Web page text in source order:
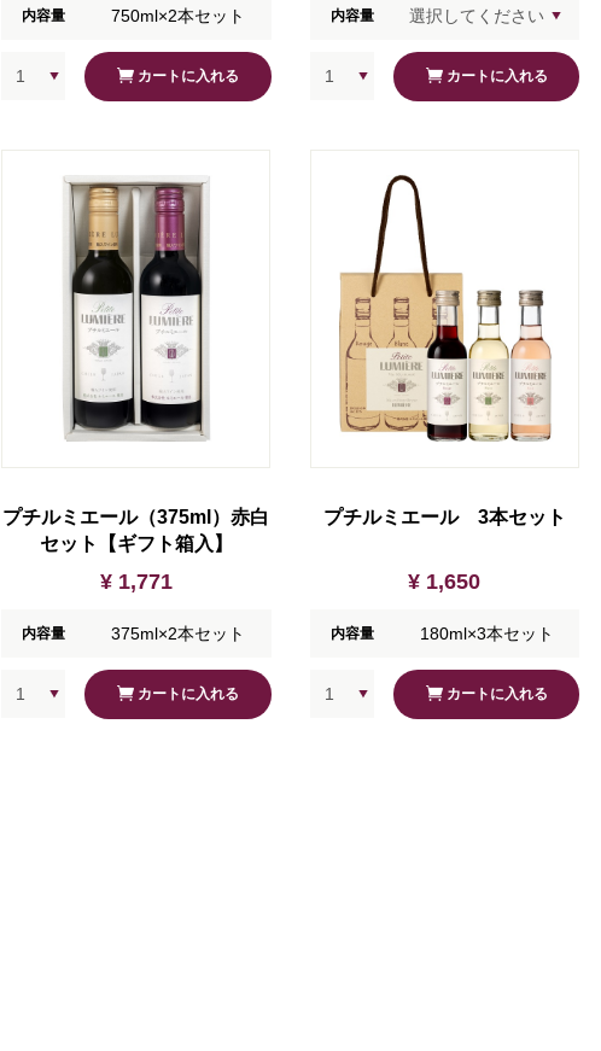
内容量 750ml×2本セット
カートに入れる
内容量
カートに入れる
プチルミエール（375ml）赤白
セット【ギフト箱入】
¥ 1,771
内容量 375ml×2本セット
カートに入れる
プチルミエール 3本セット
¥ 1,650
内容量 180ml×3本セット
カートに入れる